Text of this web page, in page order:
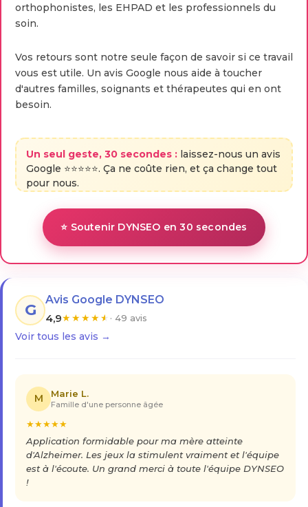
orthophonistes, les EHPAD et les professionnels du
soin.
Vos retours sont notre seule façon de savoir si ce travail
vous est utile. Un avis Google nous aide à toucher
d'autres familles, soignants et thérapeutes qui en ont
besoin.
Un seul geste, 30 secondes : laissez-nous un avis
Google ⭐⭐⭐⭐⭐. Ça ne coûte rien, et ça change tout
pour nous.
⭐ Soutenir DYNSEO en 30 secondes
G
Avis Google DYNSEO
4,9★★★★★ · 49 avis
Voir tous les avis →
M Marie L.
Famille d'une personne âgée
★★★★★
Application formidable pour ma mère atteinte
d'Alzheimer. Les jeux la stimulent vraiment et l'équipe
est à l'écoute. Un grand merci à toute l'équipe DYNSEO
!